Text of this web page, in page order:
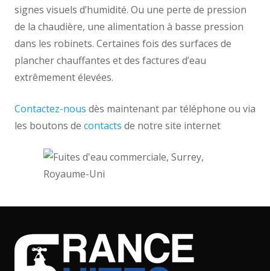
signes visuels d’humidité. Ou une perte de pression
de la chaudière, une alimentation à basse pression
dans les robinets. Certaines fois des surfaces de
plancher chauffantes et des factures d’eau
extrêmement élevées.
Contactez-nous dès maintenant par téléphone ou via
les boutons de contacts de notre site internet